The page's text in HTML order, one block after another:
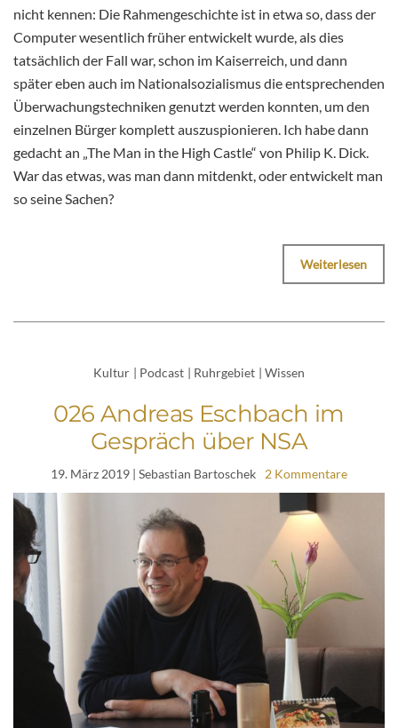
nicht kennen: Die Rahmengeschichte ist in etwa so, dass der
Computer wesentlich früher entwickelt wurde, als dies
tatsächlich der Fall war, schon im Kaiserreich, und dann
später eben auch im Nationalsozialismus die entsprechenden
Überwachungstechniken genutzt werden konnten, um den
einzelnen Bürger komplett auszuspionieren. Ich habe dann
gedacht an „The Man in the High Castle“ von Philip K. Dick.
War das etwas, was man dann mitdenkt, oder entwickelt man
so seine Sachen?
Weiterlesen
Kultur | Podcast | Ruhrgebiet | Wissen
026 Andreas Eschbach im
Gespräch über NSA
19. März 2019 | Sebastian Bartoschek 2 Kommentare